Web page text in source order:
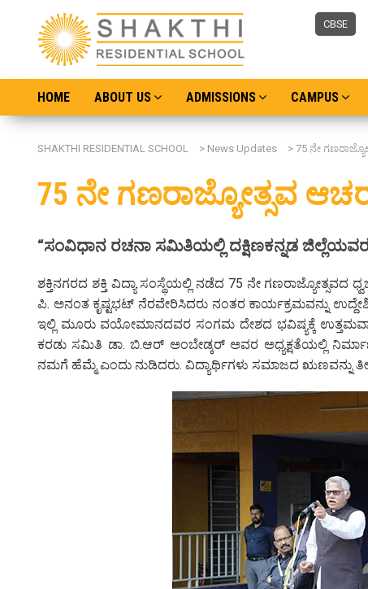
CBSE
HOME ABOUT US ADMISSIONS CAMPUS
SHAKTHI RESIDENTIAL SCHOOL > News Updates > 75 ನೇ
75 ನೇ ಗಣರಾಜ್ಯೋತ್ಸವ
“ಸಂವಿಧಾನ ರಚನಾ ಸಮಿತಿಯಲ್ಲಿ ದಕ್ಷಿಣಕನ್ನಡ
ಶಕ್ತಿನಗರದ ಶಕ್ತಿ ವಿದ್ಯಾ ಸಂಸ್ಥೆಯಲ್ಲಿ ನಡೆದ 75 ನೇ ಗಣರಾಜ್ಯೋತ್ಸವದ
ಪಿ. ಅನಂತ ಕೃಷ್ಟಭಟ್ ನೆರವೇರಿಸಿದರು ನಂತರ ಕಾರ್ಯಕ್ರಮವನ್ನು
ಇಲ್ಲಿ ಮೂರು ವಯೋಮಾನದವರ ಸಂಗಮ ದೇಶದ ಭವಿಷ್ಯಕ್ಕೆ
ಕರಡು ಸಮಿತಿ ಡಾ. ಬಿ.ಆರ್ ಅಂಬೇಡ್ಕರ್ ಅವರ ಅಧ್ಯಕ್ಷತೆಯಲ್ಲಿ
ನಮಗೆ ಹೆಮ್ಮೆ ಎಂದು ನುಡಿದರು. ವಿದ್ಯಾರ್ಥಿಗಳು ಸಮಾಜದ ಋಣವನ್ನು